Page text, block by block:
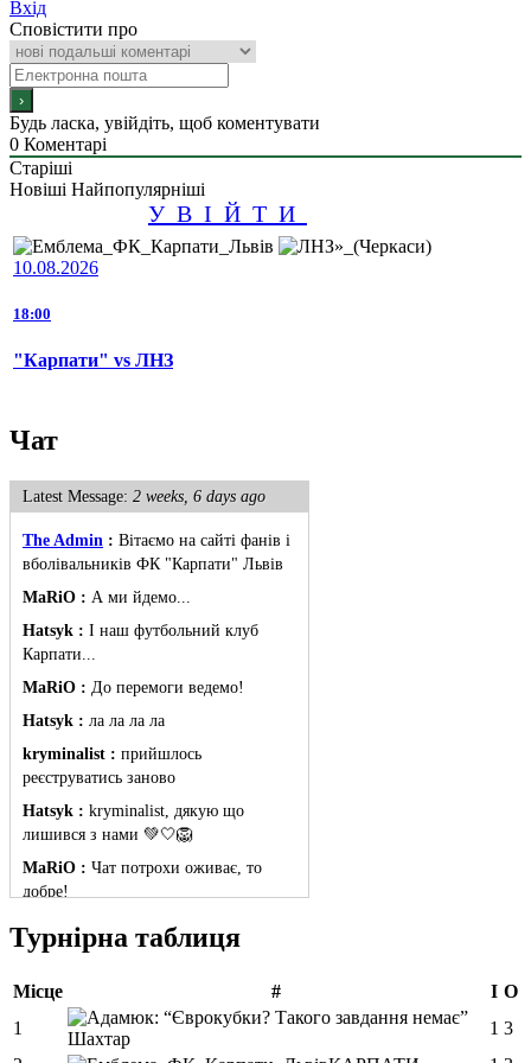
Вхід
Сповістити про
Будь ласка, увійдіть, щоб коментувати
0 Коментарі
Старіші
Новіші Найпопулярніші
УВІЙТИ
10.08.2026
18:00
"Карпати" vs ЛНЗ
Чат
Latest Message: 2 weeks, 6 days ago
The Admin : Вітаємо на сайті фанів і
вболівальників ФК "Карпати" Львів
MaRiO : А ми йдемо...
Hatsyk : І наш футбольний клуб
Карпати...
MaRiO : До перемоги ведемо!
Hatsyk : ла ла ла ла
kryminalist : прийшлось
реєструватись заново
Hatsyk : kryminalist, дякую що
лишився з нами 💚🤍🦁
MaRiO : Чат потрохи оживає, то
добре!
MaRiO :
Знов у клубі бардак...
Hatsyk :Все буде добре
Torsida_LEMBERG_1963 :
привіт, знову з вами)
Hatsyk :Torsida_LEMBERG_1963 ,
Турнірна таблиця
Місце # І О
1
Шахтар
1 3